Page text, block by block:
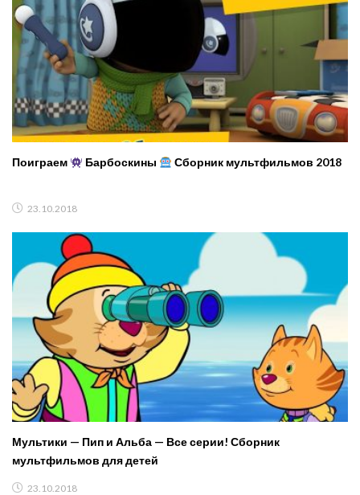
Поиграем Барбоскины Сборник мультфильмов 2018
23.10.2018
Мультики — Пип и Альба — Все серии! Сборник
мультфильмов для детей
23.10.2018